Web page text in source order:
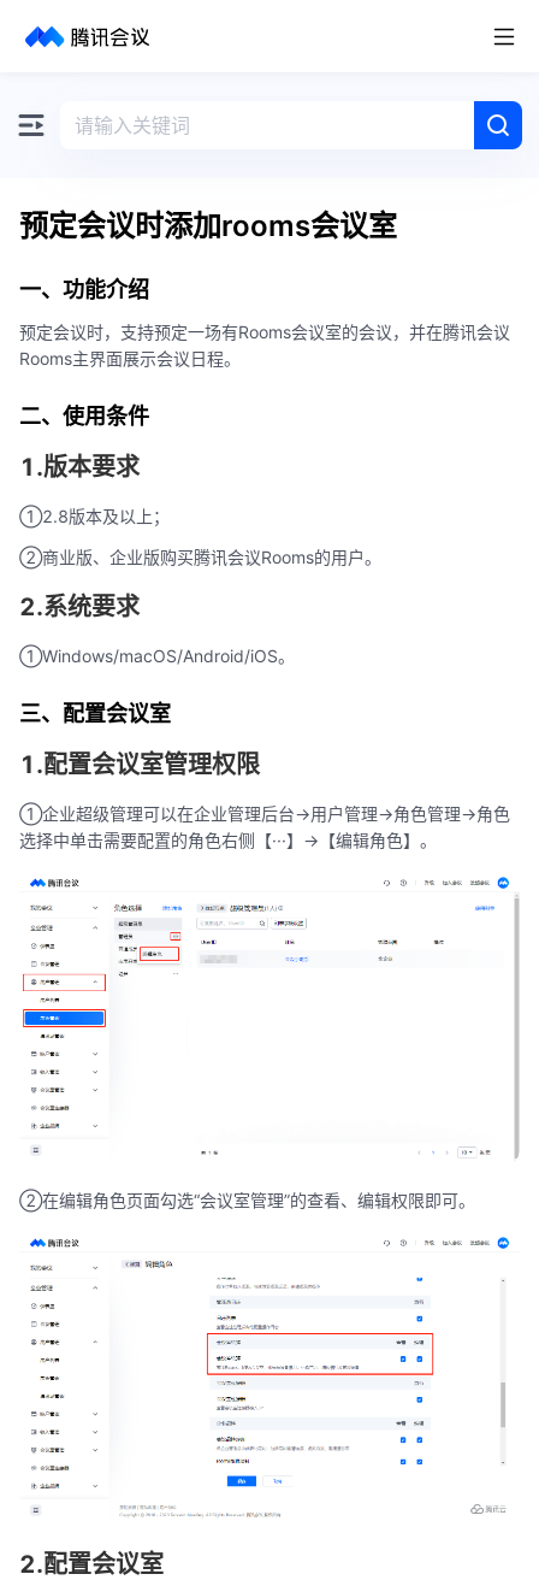
取消
预定会议时添加rooms会议室
一、功能介绍
预定会议时，支持预定一场有Rooms会议室的会议，并在腾讯会议
Rooms主界面展示会议日程。
二、使用条件
1.版本要求
①2.8版本及以上；
②商业版、企业版购买腾讯会议Rooms的用户。
2.系统要求
①Windows/macOS/Android/iOS。
三、配置会议室
1.配置会议室管理权限
①企业超级管理可以在企业管理后台->用户管理->角色管理->角色
选择中单击需要配置的角色右侧【···】->【编辑角色】。
②在编辑角色页面勾选“会议室管理”的查看、编辑权限即可。
2.配置会议室